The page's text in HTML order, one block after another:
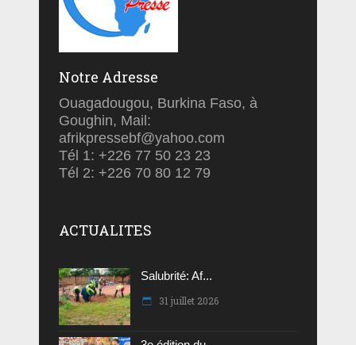
Notre Adresse
Ouagadougou, Burkina Faso, à
Goughin, Mail:
afrikpressebf@yahoo.com
Tél 1: +226 77 50 23 23
Tél 2: +226 70 80 12 79
ACTUALITES
Salubrité: Af...
31 juillet 2026